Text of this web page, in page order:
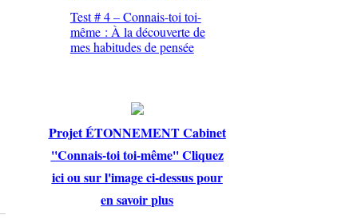
Test # 4 – Connais-toi toi-
même : À la découverte de
mes habitudes de pensée
Projet ÉTONNEMENT Cabinet
''Connais-toi toi-même'' Cliquez
ici ou sur l'image ci-dessus pour
en savoir plus